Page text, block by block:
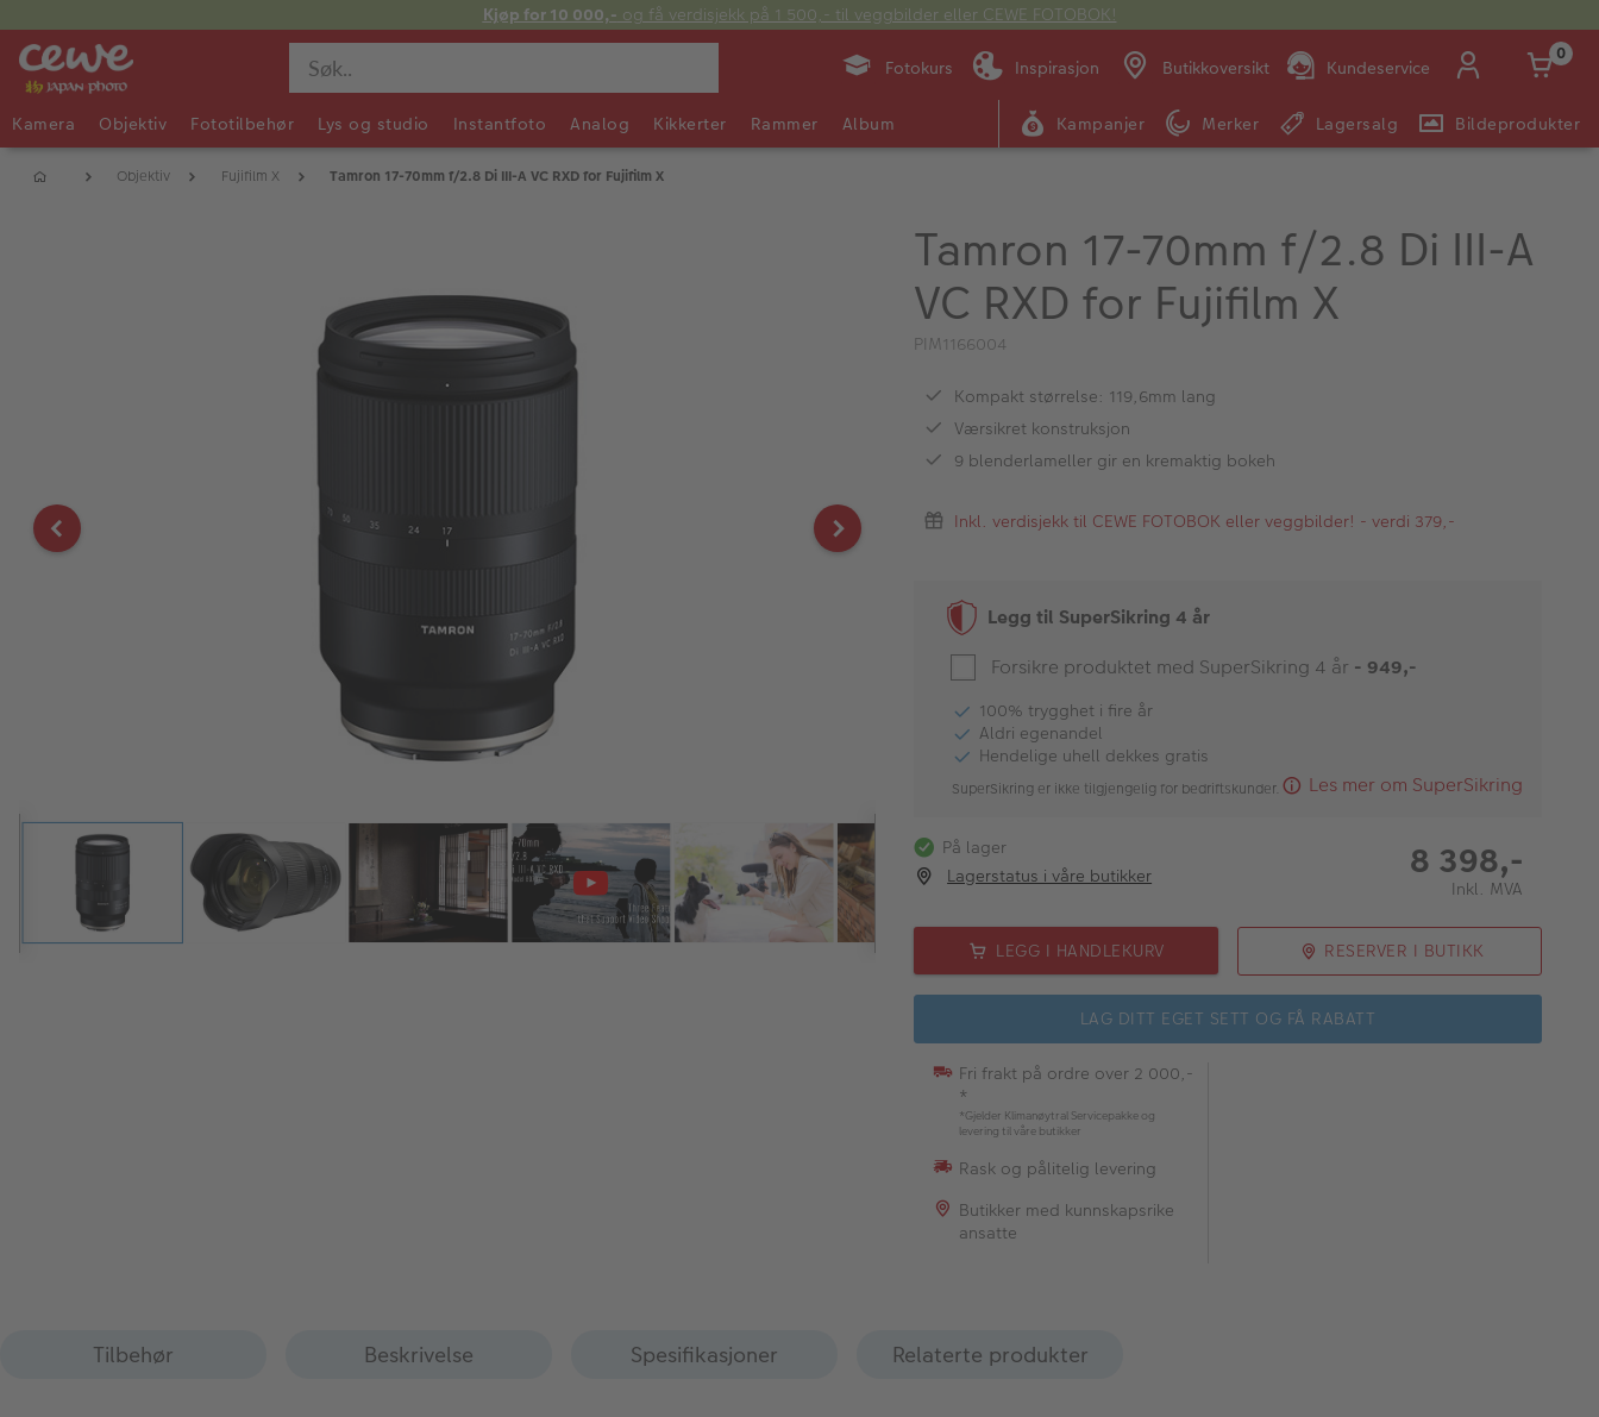
Kjøp for 10 000,- og få verdisjekk på 1 500,- til veggbilder eller CEWE FOTOBOK!
Fotokurs Inspirasjon Butikkoversikt Kundeservice
Man -
09:00 -
14:00 -
E-post:
kundeservice@japanphoto.no
0
Kamera Objektiv Fototilbehør Lys og studio Instantfoto Analog Kikkerter Rammer Album Kampanjer Merker Lagersalg Bildeprodukter
Objektiv Fujifilm X Tamron 17-70mm f/2.8 Di III-A VC RXD for Fujifilm X
Tamron 17-70mm f/2.8 Di III-A
VC RXD for Fujifilm X
PIM1166004
Kompakt størrelse: 119,6mm lang
Værsikret konstruksjon
9 blenderlameller gir en kremaktig bokeh
Inkl. verdisjekk til CEWE FOTOBOK eller veggbilder! - verdi 379,-
Legg til SuperSikring 4 år
Forsikre produktet med SuperSikring 4 år - 949,-
100% trygghet i fire år
Aldri egenandel
Hendelige uhell dekkes gratis
SuperSikring er ikke tilgjengelig for bedriftskunder. Les mer om SuperSikring
På lager
Lagerstatus i våre butikker
8 398,-
Inkl. MVA
LEGG I HANDLEKURV RESERVER I BUTIKK
LAG DITT EGET SETT OG FÅ RABATT
Fri frakt på ordre over 2 000,-
*
*Gjelder Klimanøytral Servicepakke og
levering til våre butikker
Rask og pålitelig levering
Butikker med kunnskapsrike
ansatte
Tilbehør Beskrivelse Spesifikasjoner Relaterte produkter